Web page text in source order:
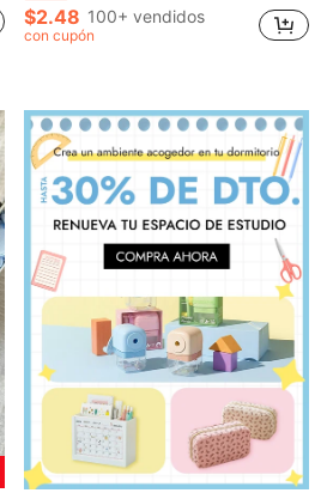
$2.48 100+ vendidos
con cupón